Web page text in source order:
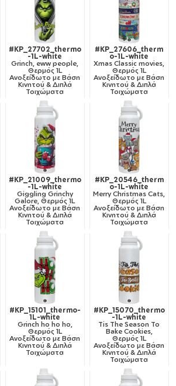
#KP_27702_thermo
-1L-white
Grinch, eww people,
Θερμός 1L
Ανοξείδωτο με Βάση
Κινητού & Διπλά
Τοιχώματα
#KP_27606_therm
o-1L-white
Xmas Classic movies,
Θερμός 1L
Ανοξείδωτο με Βάση
Κινητού & Διπλά
Τοιχώματα
#KP_21009_thermo
-1L-white
Giggling Grinchy
Galore, Θερμός 1L
Ανοξείδωτο με Βάση
Κινητού & Διπλά
Τοιχώματα
#KP_20546_therm
o-1L-white
Merry Christmas Cats,
Θερμός 1L
Ανοξείδωτο με Βάση
Κινητού & Διπλά
Τοιχώματα
#KP_15101_thermo-
1L-white
Grinch ho ho ho,
Θερμός 1L
Ανοξείδωτο με Βάση
Κινητού & Διπλά
Τοιχώματα
#KP_15070_thermo
-1L-white
Tis The Season To
Bake Cookies,
Θερμός 1L
Ανοξείδωτο με Βάση
Κινητού & Διπλά
Τοιχώματα